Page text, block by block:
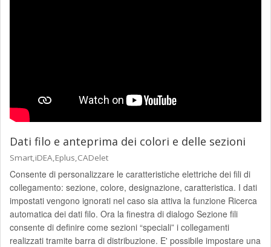
Dati filo e anteprima dei colori e delle sezioni
Smart,iDEA,Eplus,CADelet
Consente di personalizzare le caratteristiche elettriche dei fili di
collegamento: sezione, colore, designazione, caratteristica. I dati
impostati vengono ignorati nel caso sia attiva la funzione Ricerca
automatica dei dati filo. Ora la finestra di dialogo Sezione fili
consente di definire come sezioni “speciali” i collegamenti
realizzati tramite barra di distribuzione. E' possibile impostare una